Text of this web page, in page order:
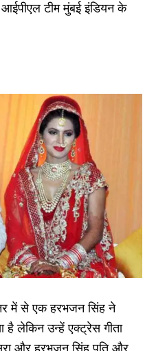
टीम मुंबई इंडियन के
में से एक हरभजन सिंह ने
लेकिन उन्हें एक्ट्रेस गीता
और हरभजन सिंह पति और